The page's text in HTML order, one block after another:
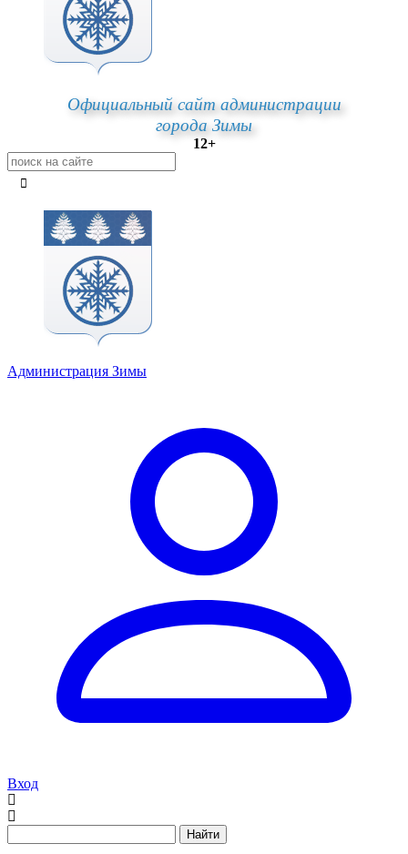
Официальный сайт администрации
города Зимы
12+
Администрация Зимы
Вход
Найти